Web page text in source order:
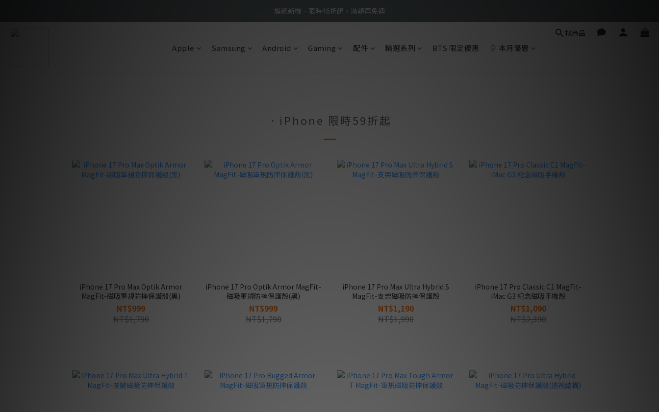
BTS限定優惠滿額現折再送好禮 → 手刀下單
旗艦新機．限時46折起，滿額再免運
找商品
Apple Samsung Android Gaming 配件 精選系列 BTS 限定優惠 🎈 本月優惠
．iPhone 限時59折起
iPhone 17 Pro Max Optik Armor
MagFit-磁吸軍規防摔保護殼(黑)
NT$999
NT$1,790
iPhone 17 Pro Optik Armor MagFit-
磁吸軍規防摔保護殼(黑)
NT$999
NT$1,790
iPhone 17 Pro Max Ultra Hybrid S
MagFit-支架磁吸防摔保護殼
NT$1,190
NT$1,990
iPhone 17 Pro Classic C1 MagFit-
iMac G3 紀念磁吸手機殼
NT$1,090
NT$2,390